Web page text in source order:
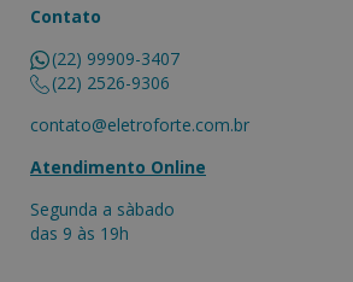
Contato
(22) 99909-3407
(22) 2526-9306
contato@eletroforte.com.br
Atendimento Online
Segunda a sàbado
das 9 às 19h